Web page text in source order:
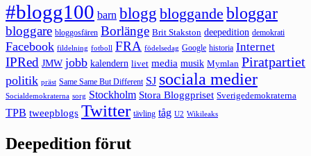
#blogg100 barn blogg bloggande bloggar
bloggare bloggosfären Borlänge Brit Stakston deepedition demokrati
Facebook fildelning fotboll FRA födelsedag Google historia Internet
IPRed JMW jobb kalendern livet media musik Mymlan Piratpartiet
politik präst Same Same But Different SJ sociala medier
Socialdemokraterna sorg Stockholm Stora Bloggpriset Sverigedemokraterna
TPB tweepblogs Twitter tävling tåg U2 Wikileaks
Deepedition förut